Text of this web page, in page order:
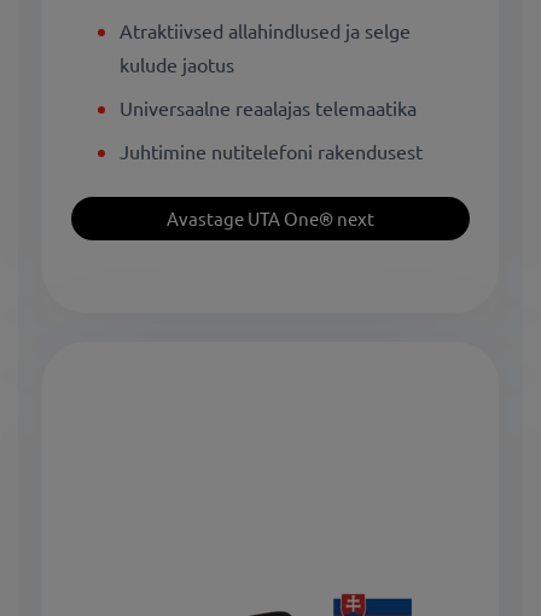
Atraktiivsed allahindlused ja selge
kulude jaotus
Universaalne reaalajas telemaatika
Juhtimine nutitelefoni rakendusest
Avastage UTA One® next